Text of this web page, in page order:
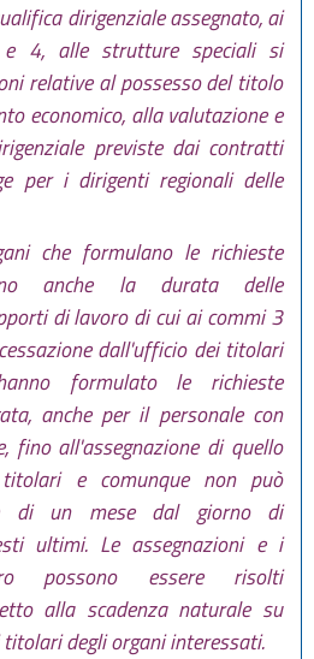
dirigenziale assegnato, ai
4, alle strutture speciali si
relative al possesso del titolo
economico, alla valutazione e
previste dai contratti
per i dirigenti regionali delle
che formulano le richieste
anche la durata delle
di lavoro di cui ai commi 3
dall'ufficio dei titolari
formulato le richieste
anche per il personale con
fino all'assegnazione di quello
e comunque non può
di un mese dal giorno di
ultimi. Le assegnazioni e i
possono essere risolti
alla scadenza naturale su
degli organi interessati.